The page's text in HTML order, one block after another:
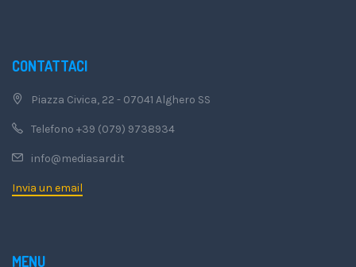
CONTATTACI
Piazza Civica, 22 - 07041 Alghero SS
Telefono +39 (079) 9738934
info@mediasard.it
Invia un email
MENU